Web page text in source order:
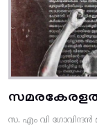
സ. എം വി ഗോവിന്ദൻ